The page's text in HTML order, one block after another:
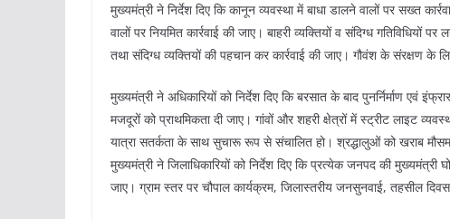
मुख्यमंत्री ने निर्देश दिए कि कानून व्यवस्था में बाधा डालने वालों पर सख्त
वालों पर नियमित कार्रवाई की जाए। बाहरी व्यक्तियों व संदिग्ध गतिविधियों
तथा संदिग्ध व्यक्तियों की पहचान कर कार्रवाई की जाए। गौवंश के संरक्षण के
मुख्यमंत्री ने अधिकारियों को निर्देश दिए कि बरसात के बाद पुनर्निर्माण एवं
मजदूरों को प्राथमिकता दी जाए। गांवों और शहरी क्षेत्रों में स्ट्रीट लाइट
यात्रा सतर्कता के साथ सुचारू रूप से संचालित हो। श्रद्धालुओं को खराब
मुख्यमंत्री ने जिलाधिकारियों को निर्देश दिए कि प्रत्येक जनपद की मुख्यमंत्री
जाए। ग्राम स्तर पर चौपाल कार्यक्रम, जिलास्तरीय जनसुनवाई, तहसील